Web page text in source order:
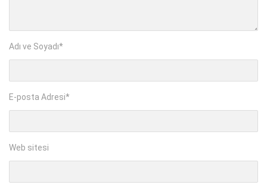
Adı ve Soyadı*
E-posta Adresi*
Web sitesi